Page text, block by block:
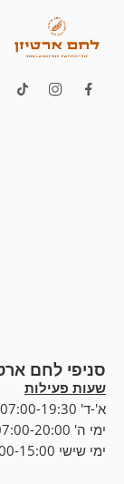
סניפי לחם
שעות פעילות
א'-ד' 07:00-19:30,
ימי ה' 07:00-20:00
ימי שישי 07:00-15:00